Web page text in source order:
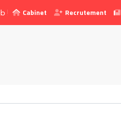
Cabinet Recrutement